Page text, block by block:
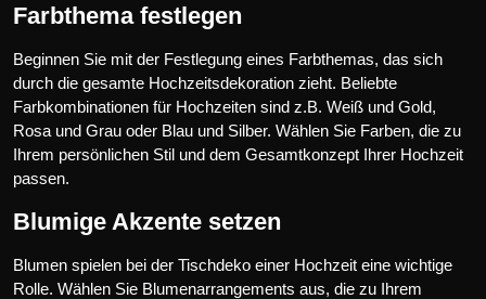
Farbthema festlegen
Beginnen Sie mit der Festlegung eines Farbthemas, das sich
durch die gesamte Hochzeitsdekoration zieht. Beliebte
Farbkombinationen für Hochzeiten sind z.B. Weiß und Gold,
Rosa und Grau oder Blau und Silber. Wählen Sie Farben, die zu
Ihrem persönlichen Stil und dem Gesamtkonzept Ihrer Hochzeit
passen.
Blumige Akzente setzen
Blumen spielen bei der Tischdeko einer Hochzeit eine wichtige
Rolle. Wählen Sie Blumenarrangements aus, die zu Ihrem